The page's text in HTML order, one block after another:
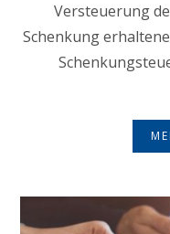
Versteuerung
Schenkung